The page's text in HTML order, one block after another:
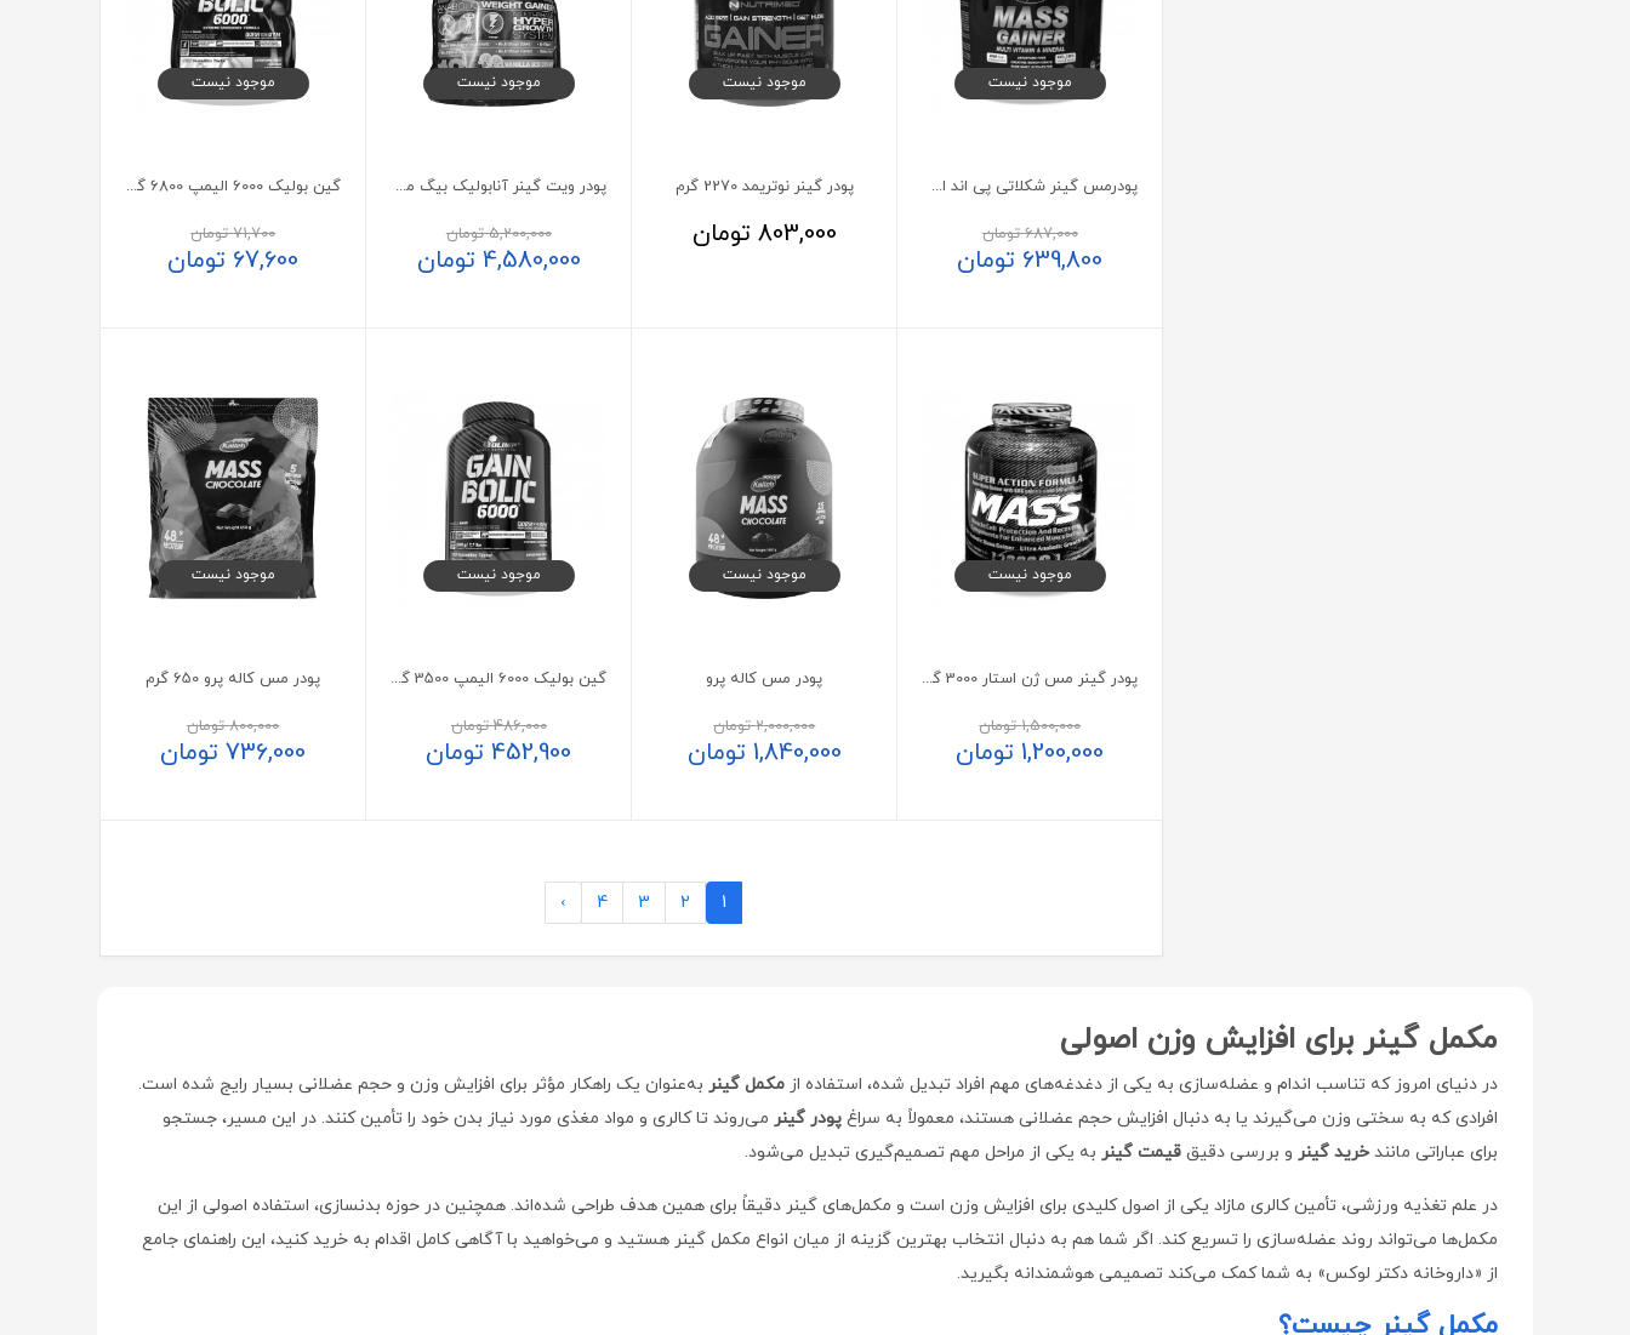
ویتا آریا | Vita Aria
سامکس | Samex
طب رازی | Teb Razi
نوتری فیز | Notri Fiz
لایسل | liesel
اسکین شیک | Skin Chic
موجود نیست
پودرمس گینر شکلاتی پی اند اف فارما 7 کیلوگرم
687,000تومان
639,800 تومان
موجود نیست
پودر گینر نوتریمد 2270 گرم
803,000 تومان
موجود نیست
پودر ویت گینر آنابولیک بیگ مکس ماسل 5.45 کیلوگرم
5,200,000تومان
4,580,000 تومان
موجود نیست
گین بولیک 6000 الیمپ 6800 گرم
71,700تومان
67,600 تومان
موجود نیست
پودر گینر مس ژن استار 3000 گرم
1,500,000تومان
1,200,000 تومان
موجود نیست
پودر مس کاله پرو
2,000,000تومان
1,840,000 تومان
موجود نیست
گین بولیک 6000 الیمپ 3500 گرم
486,000تومان
452,900تومان
موجود نیست
پودر مس کاله پرو 650 گرم
800,000تومان
736,000تومان
1
2
3
4
›
مکمل گینر برای افزایش وزن اصولی
در دنیای امروز که تناسب اندام و عضله‌سازی به یکی از دغدغه‌های مهم افراد تبدیل شده، استفاده ازمکمل گینر به‌عنوان یک راهکار مؤثر برای افزایش وزن و حجم عضلانی بسیار رایج شده است.
افرادی که به سختی وزن می‌گیرند یا به دنبال افزایش حجم عضلانی هستند، معمولاً به سراغپودر گینر می‌روند تا کالری و مواد مغذی مورد نیاز بدن خود را تأمین کنند. در این مسیر، جستجو
برای عباراتی مانندخرید گینر و بررسی دقیققیمت گینر به یکی از مراحل مهم تصمیم‌گیری تبدیل می‌شود.
در علم تغذیه ورزشی، تأمین کالری مازاد یکی از اصول کلیدی برای افزایش وزن است و مکمل‌های گینر دقیقاً برای همین هدف طراحی شده‌اند. همچنین در حوزه بدنسازی، استفاده اصولی از این
مکمل‌ها می‌تواند روند عضله‌سازی را تسریع کند. اگر شما هم به دنبال انتخاب بهترین گزینه از میان انواع مکمل گینر هستید و می‌خواهید با آگاهی کامل اقدام به خرید کنید، این راهنمای جامع
از «داروخانه دکتر لوکس» به شما کمک می‌کند تصمیمی هوشمندانه بگیرید.
مکمل گینر چیست؟